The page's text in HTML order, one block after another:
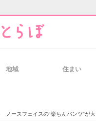
地域 住まい
「色んなシーンで履いてます」「汗かいてもベタつきが抑えられそう」